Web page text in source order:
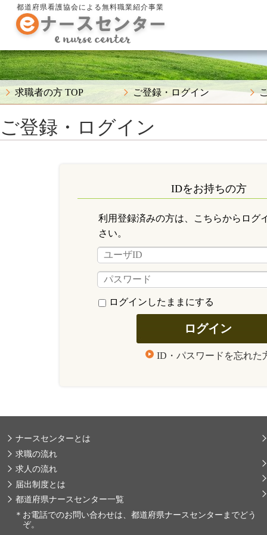
都道府県看護協会による無料職業紹介事業
求職者の方 TOP ご登録・ログイン
ご登録・ログイン
IDをお持ちの方
利用登録済みの方は、こちらからログ
さい。
ログインしたままにする
ID・パスワードを忘れた
ナースセンターとは
求職の流れ
求人の流れ
届出制度とは
都道府県ナースセンター一覧
＊ お電話でのお問い合わせは、都道府県ナースセンターまでどう
ぞ。